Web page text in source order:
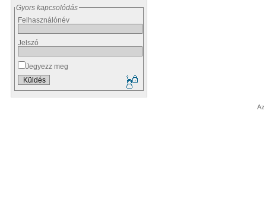
Gyors kapcsolódás
Felhasználónév
Jelszó
Jegyezz meg
Az